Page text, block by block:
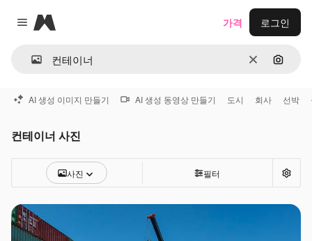
Close menu
Magnific
지우기이미지
가격 로그인
AI 생성 이미지 만들기 AI 생성 동영상 만들기 도시 회사 선박
컨테이너 사진
사진 필터